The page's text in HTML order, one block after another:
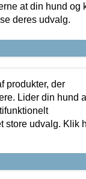
at din hund og
deres udvalg.
produkter, der
Lider din hund
store udvalg. Klik